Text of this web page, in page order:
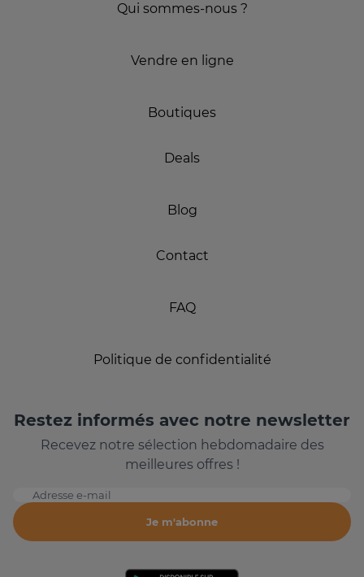
Qui sommes-nous ?
Vendre en ligne
Boutiques
Deals
Blog
Contact
FAQ
Politique de confidentialité
Restez informés avec notre newsletter
Recevez notre sélection hebdomadaire des
meilleures offres !
Adresse e-mail
Je m'abonne